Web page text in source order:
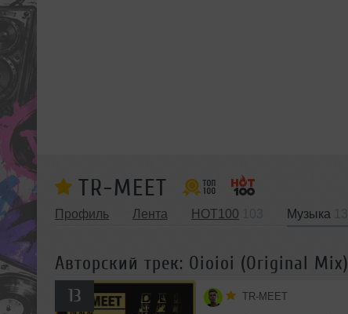
TR-MEET
Профиль Лента HOT100 Музыка
Авторский трек: Oioioi (Original Mix)
13 TR-MEET